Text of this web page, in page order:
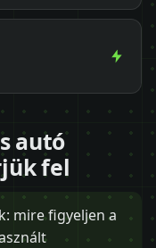
autó
fel
mire figyeljen a